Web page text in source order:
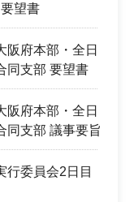
望書
阪府本部・全日
同支部 要望書
阪府本部・全日
同支部 議事要旨
行委員会2日目